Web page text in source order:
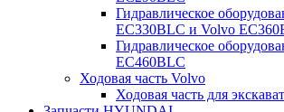
Гидравлическое
EC330BLC и Volvo
Гидравлическое
EC460BLC
Ходовая часть Volvo
Ходовая часть для